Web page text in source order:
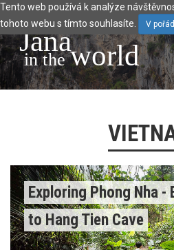
Tento web používá k analýze
tohoto webu s tímto souhlasíte.
V
Jana
in the world
Exploring Phong Nha -
to Hang Tien Cave